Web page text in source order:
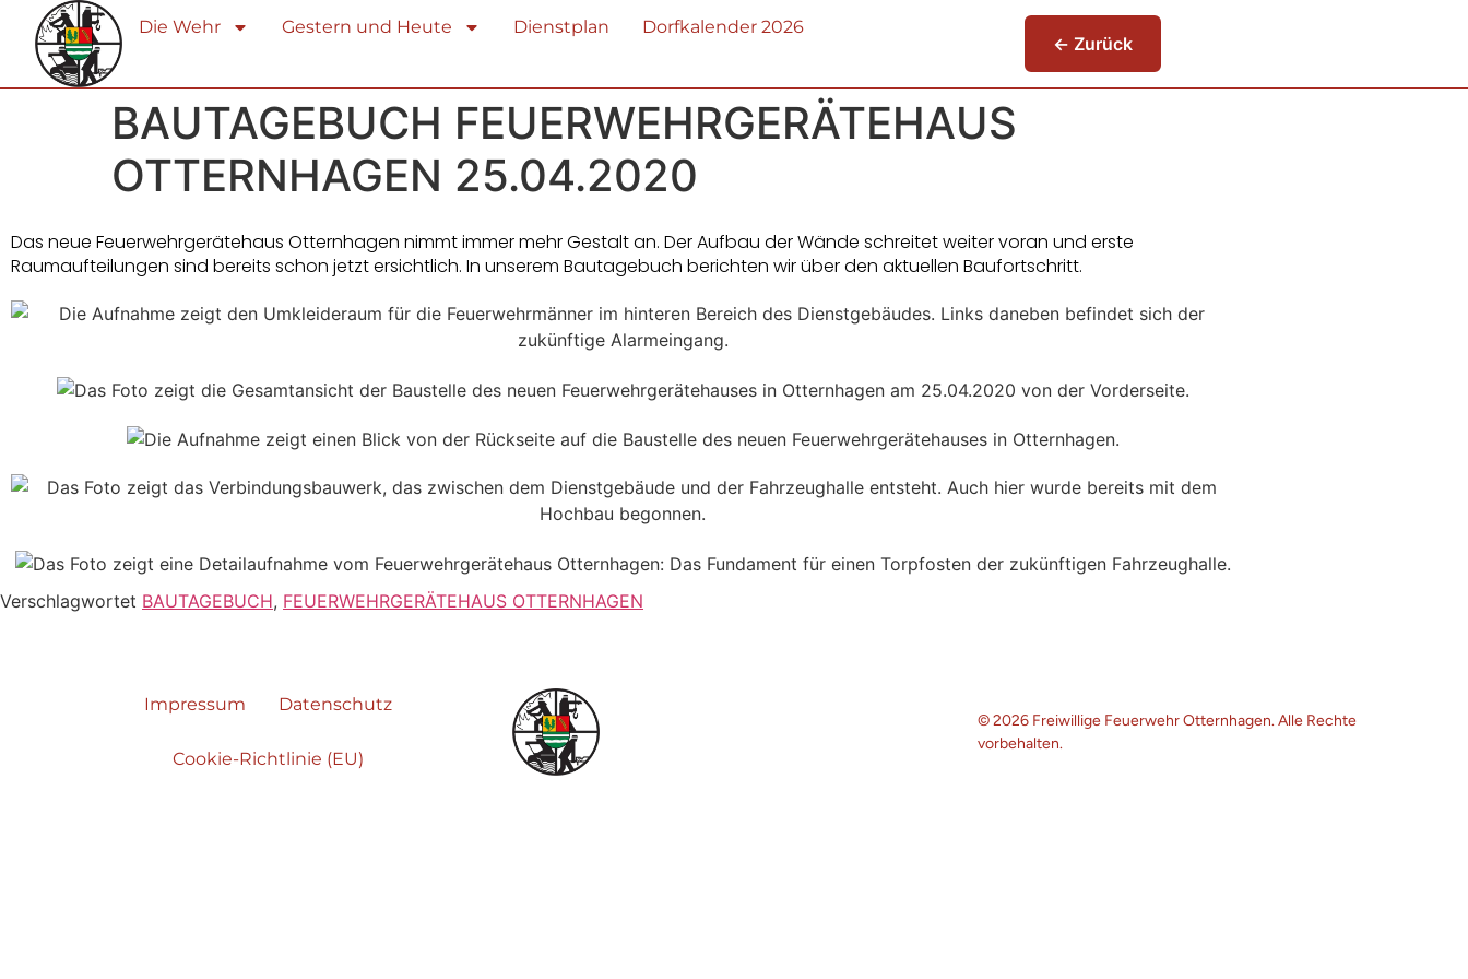
Die Wehr Gestern und Heute Dienstplan Dorfkalender 2026
← Zurück
BAUTAGEBUCH FEUERWEHRGERÄTEHAUS
OTTERNHAGEN 25.04.2020
Das neue Feuerwehrgerätehaus Otternhagen nimmt immer mehr Gestalt an. Der Aufbau der Wände schreitet weiter voran und erste
Raumaufteilungen sind bereits schon jetzt ersichtlich. In unserem Bautagebuch berichten wir über den aktuellen Baufortschritt.
Verschlagwortet BAUTAGEBUCH, FEUERWEHRGERÄTEHAUS OTTERNHAGEN
Impressum Datenschutz
Cookie-Richtlinie (EU)
© 2026 Freiwillige Feuerwehr Otternhagen. Alle Rechte
vorbehalten.